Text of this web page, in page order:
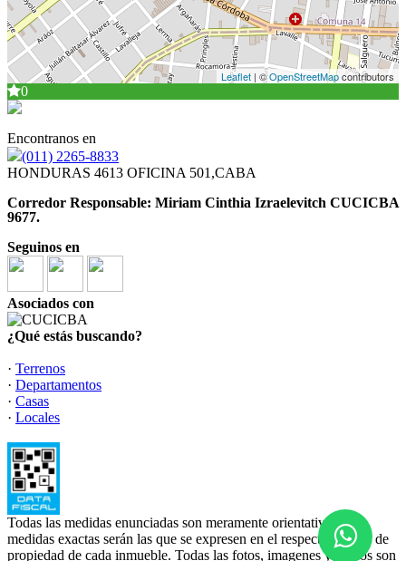
Leaflet | ©OpenStreetMapcontributors
0
Encontranos en
(011) 2265-8833
HONDURAS 4613 OFICINA 501,CABA
Corredor Responsable: Miriam Cinthia Izraelevitch CUCICBA
9677.
Seguinos en
Asociados con
¿Qué estás buscando?
· Terrenos
· Departamentos
· Casas
· Locales
Todas las medidas enunciadas son meramente orientativas, las
medidas exactas serán las que se expresen en el respectivo título de
propiedad de cada inmueble. Todas las fotos, imagenes y videos son